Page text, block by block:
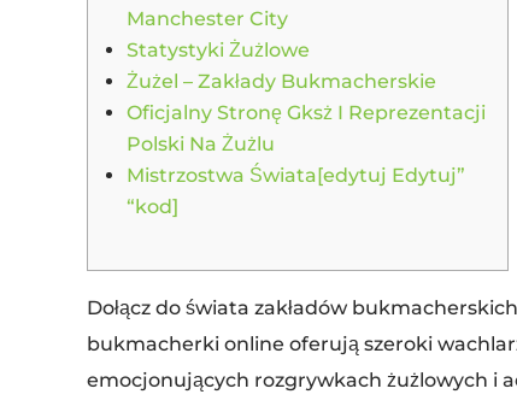
Manchester City
Statystyki Żużlowe
Żużel – Zakłady Bukmacherskie
Oficjalny Stronę Gksż I Reprezentacji
Polski Na Żużlu
Mistrzostwa Świata[edytuj Edytuj”
“kod]
Dołącz do świata zakładów
bukmacherki online oferują szeroki
emocjonujących rozgrywkach żużlowych i